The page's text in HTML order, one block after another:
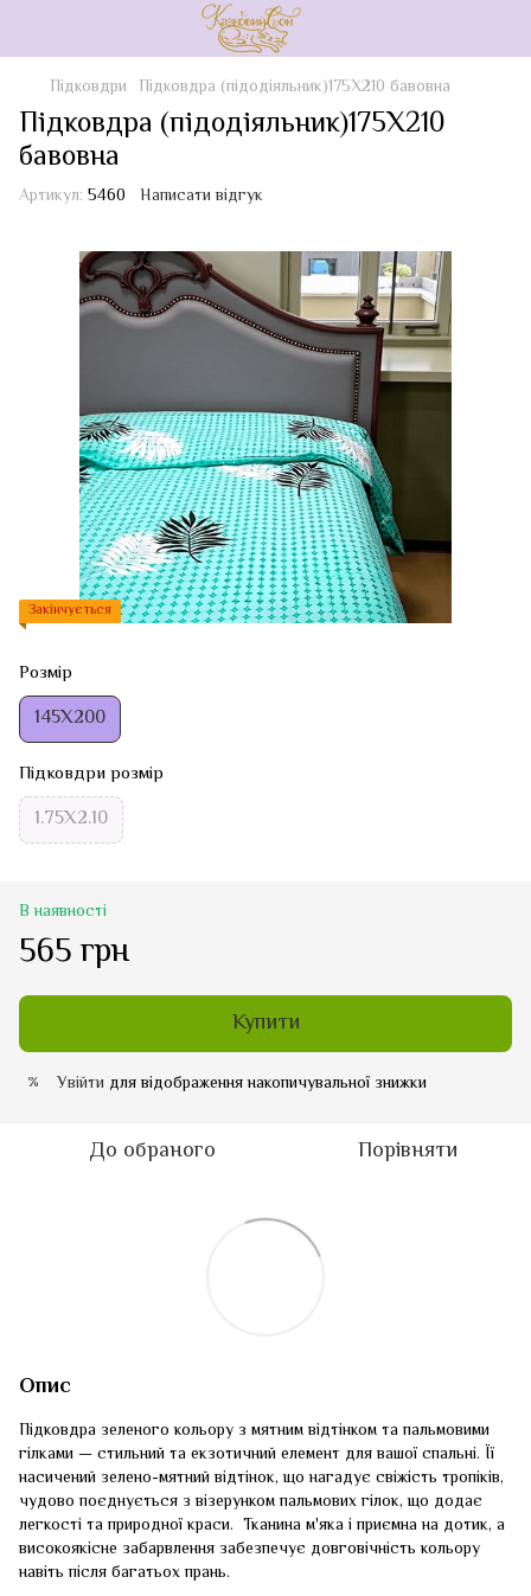
Підковдри Підковдра (підодіяльник)175Х210 бавовна
Підковдра (підодіяльник)175Х210
бавовна
Артикул: 5460 Написати відгук
Закінчується
Розмір
145Х200
Підковдри розмір
1.75Х2.10
В наявності
565 грн
Купити
% Увійти для відображення накопичувальної знижки
До обраного Порівняти
Опис
Підковдра зеленого кольору з мятним відтінком та пальмовими
гілками — стильний та екзотичний елемент для вашої спальні. Її
насичений зелено-мятний відтінок, що нагадує свіжість тропіків,
чудово поєднується з візерунком пальмових гілок, що додає
легкості та природної краси. Тканина м'яка і приємна на дотик, а
високоякісне забарвлення забезпечує довговічність кольору
навіть після багатьох прань.